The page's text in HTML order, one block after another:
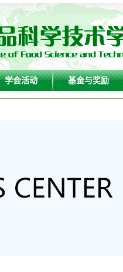
学会活动 基金与奖励